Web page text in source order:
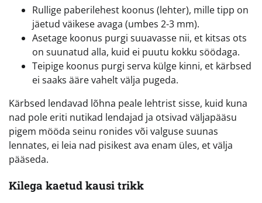
Rullige paberilehest koonus (lehter), mille tipp on
jäetud väikese avaga (umbes 2-3 mm).
Asetage koonus purgi suuavasse nii, et kitsas ots
on suunatud alla, kuid ei puutu kokku söödaga.
Teipige koonus purgi serva külge kinni, et kärbsed
ei saaks ääre vahelt välja pugeda.
Kärbsed lendavad lõhna peale lehtrist sisse, kuid kuna
nad pole eriti nutikad lendajad ja otsivad väljapääsu
pigem mööda seinu ronides või valguse suunas
lennates, ei leia nad pisikest ava enam üles, et välja
pääseda.
Kilega kaetud kausi trikk